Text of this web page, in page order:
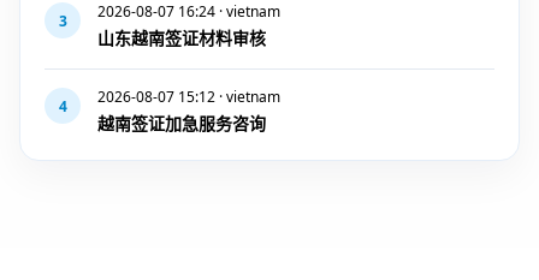
3 2026-08-07 16:24 · vietnam
山东越南签证材料审核
4 2026-08-07 15:12 · vietnam
越南签证加急服务咨询